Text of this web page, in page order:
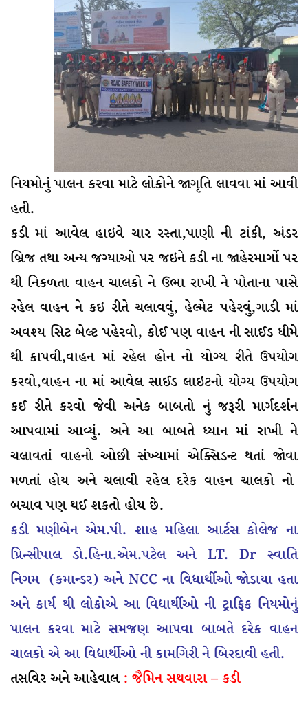
નિયમોનું પાલન કરવા માટે લોકોને જાગૃતિ લાવવા માં આવી
હતી.
કડી માં આવેલ હાઇવે ચાર રસ્તા,પાણી ની ટાંકી, અંડર
બ્રિજ તથા અન્ય જગ્યાઓ પર જઇને કડી ના જાહેરમાર્ગો પર
થી નિકળતા વાહન ચાલકો ને ઉભા રાખી ને પોતાના પાસે
રહેલ વાહન ને કઇ રીતે ચલાવવું, હેલ્મેટ પહેરવું,ગાડી માં
અવશ્ય સિટ બેલ્ટ પહેરવો, કોઈ પણ વાહન ની સાઈડ ધીમે
થી કાપવી,વાહન માં રહેલ હોન નો યોગ્ય રીતે ઉપયોગ
કરવો,વાહન ના માં આવેલ સાઈડ લાઇટનો યોગ્ય ઉપયોગ
કઈ રીતે કરવો જેવી અનેક બાબતો નું જરૂરી માર્ગદર્શન
આપવામાં આવ્યું. અને આ બાબતે ધ્યાન માં રાખી ને
ચલાવતાં વાહનો ઓછી સંખ્યામાં એક્સિડન્ટ થતાં જોવા
મળતાં હોય અને ચલાવી રહેલ દરેક વાહન ચાલકો નો
બચાવ પણ થઈ શકતો હોય છે.
કડી મણીબેન એમ.પી. શાહ મહિલા આર્ટસ કોલેજ ના
પ્રિન્સીપાલ ડો.હિના.એમ.પટેલ અને LT. Dr સ્વાતિ
નિગમ (કમાન્ડર) અને NCC ના વિધાર્થીઓ જોડાયા હતા
અને કાર્ય થી લોકોએ આ વિદ્યાર્થીઓ ની ટ્રાફિક નિયમોનું
પાલન કરવા માટે સમજણ આપવા બાબતે દરેક વાહન
ચાલકો એ આ વિદ્યાર્થીઓ ની કામગિરી ને બિરદાવી હતી.
તસવિર અને આહેવાલ: જૈમિન સથવારા – કડી